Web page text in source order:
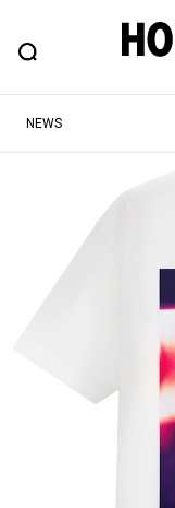
FEATURE
ヒップなファッシ
#注目のタグ
#SHOPPING
#ESSENTIAL
#NEW VINTAGE
#路地裏てぃー
#GH 銘品の所以
#Commune H
NEWS